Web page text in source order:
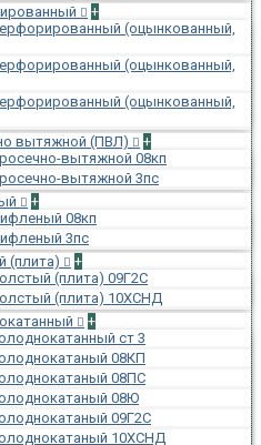
+
(оцынкованный,
(оцынкованный,
(оцынкованный,
вытяжной (ПВЛ)
+
вытяжной 08кп
вытяжной 3пс
+
08кп
3пс
(плита)
+
(плита) 09Г2С
(плита) 10ХСНД
+
ст 3
08КП
08ПС
08Ю
09Г2С
10ХСНД